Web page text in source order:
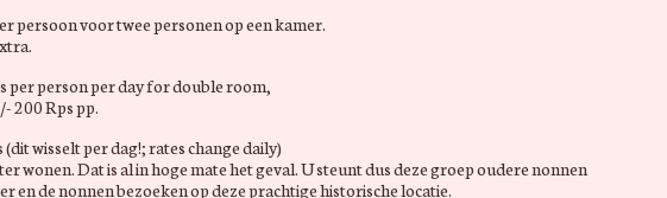
persoon voor twee personen op een kamer.
per person per day for double room,
200 Rps pp.
wisselt per dag!; rates change daily)
wonen. Dat is al in hoge mate het geval. U steunt dus deze groep oudere nonnen
en de nonnen bezoeken op deze prachtige historische locatie.